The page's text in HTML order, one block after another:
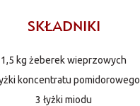
SKŁADNIKI
1,5 kg żeberek wieprzowych
koncentratu pomidorowego
3 łyżki miodu